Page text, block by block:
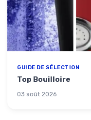
GUIDE DE SÉLECTION
Top Bouilloire
03 août 2026